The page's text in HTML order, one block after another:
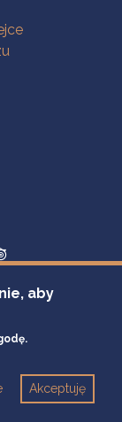
aby
Akceptuję